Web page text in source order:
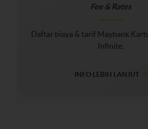
Fee & Rates
Daftar biaya & tarif Maybank
Infinite.
INFO LEBIH LANJUT